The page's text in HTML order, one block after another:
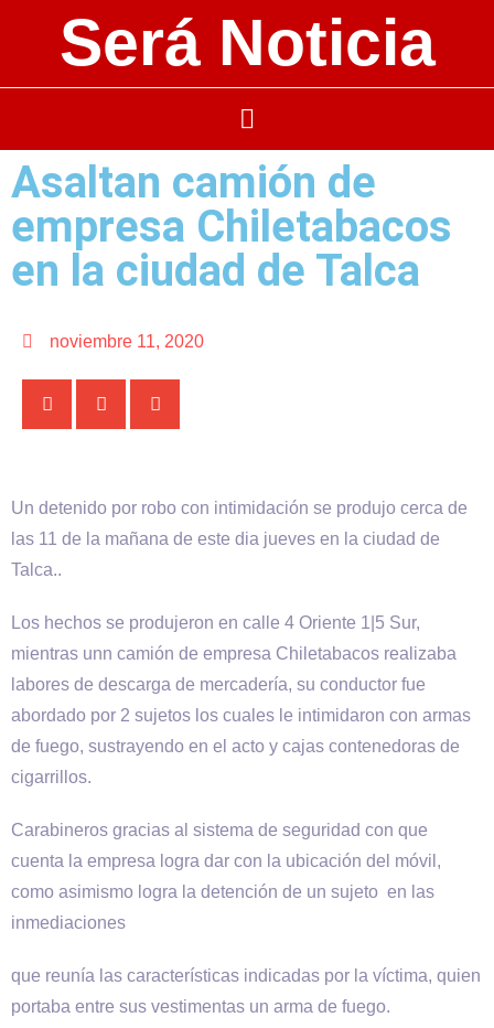
Será Noticia
Asaltan camión de
empresa Chiletabacos
en la ciudad de Talca
noviembre 11, 2020
Un detenido por robo con intimidación se produjo cerca de
las 11 de la mañana de este dia jueves en la ciudad de
Talca..
Los hechos se produjeron en calle 4 Oriente 1|5 Sur,
mientras unn camión de empresa Chiletabacos realizaba
labores de descarga de mercadería, su conductor fue
abordado por 2 sujetos los cuales le intimidaron con armas
de fuego, sustrayendo en el acto y cajas contenedoras de
cigarrillos.
Carabineros gracias al sistema de seguridad con que
cuenta la empresa logra dar con la ubicación del móvil,
como asimismo logra la detención de un sujeto en las
inmediaciones
que reunía las características indicadas por la víctima, quien
portaba entre sus vestimentas un arma de fuego.